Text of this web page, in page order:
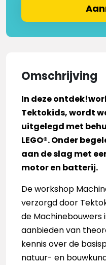
Omschrijving
In deze
Tektokids, wordt
uitgelegd met
LEGO®. Onder
aan de slag met
motor en batterij.
De workshop
verzorgd door
de Machinebouwers
aanbieden van
kennis over de
natuur- en